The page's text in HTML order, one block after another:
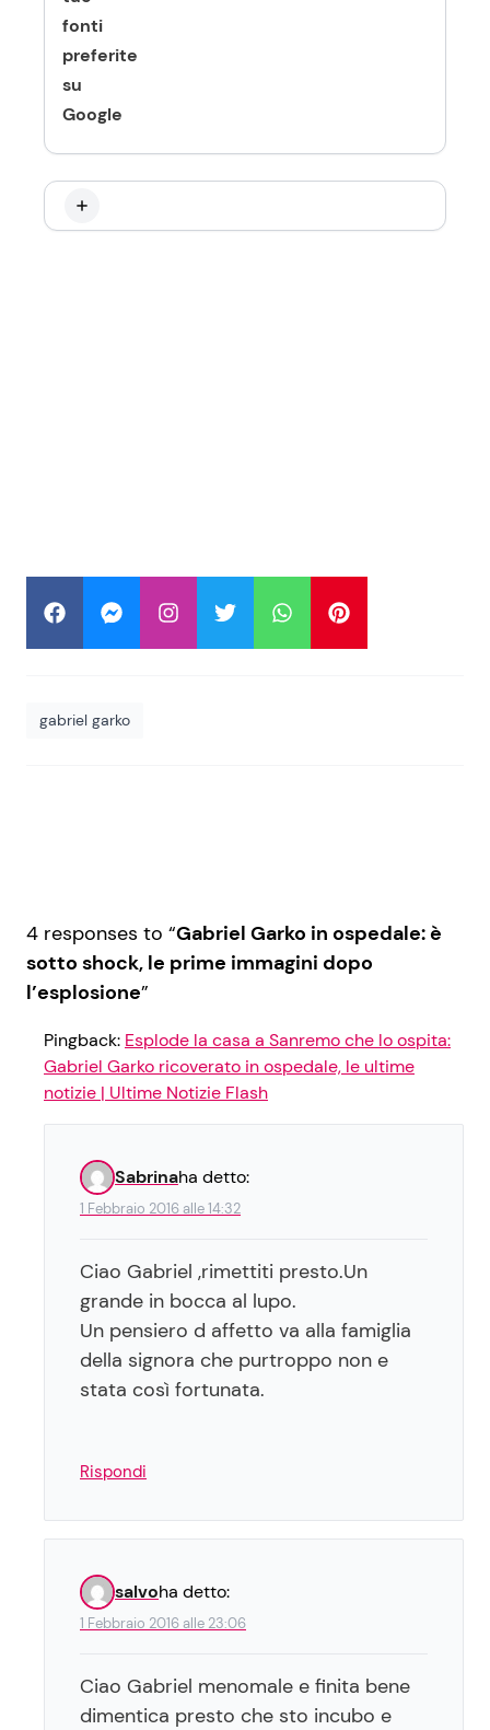
fonti
preferite
su
Google
gabriel garko
4 responses to “Gabriel Garko in ospedale: è
sotto shock, le prime immagini dopo
l’esplosione”
Pingback: Esplode la casa a Sanremo che lo ospita:
Gabriel Garko ricoverato in ospedale, le ultime
notizie | Ultime Notizie Flash
Sabrinaha detto:
1 Febbraio 2016 alle 14:32
Ciao Gabriel ,rimettiti presto.Un
grande in bocca al lupo.
Un pensiero d affetto va alla famiglia
della signora che purtroppo non e
stata così fortunata.
Rispondi
salvoha detto:
1 Febbraio 2016 alle 23:06
Ciao Gabriel menomale e finita bene
dimentica presto che sto incubo e